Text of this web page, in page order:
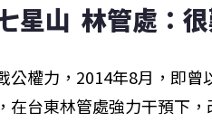
星山  林管處：
公權力，2014年8月，即曾
台東林管處強力干預下，